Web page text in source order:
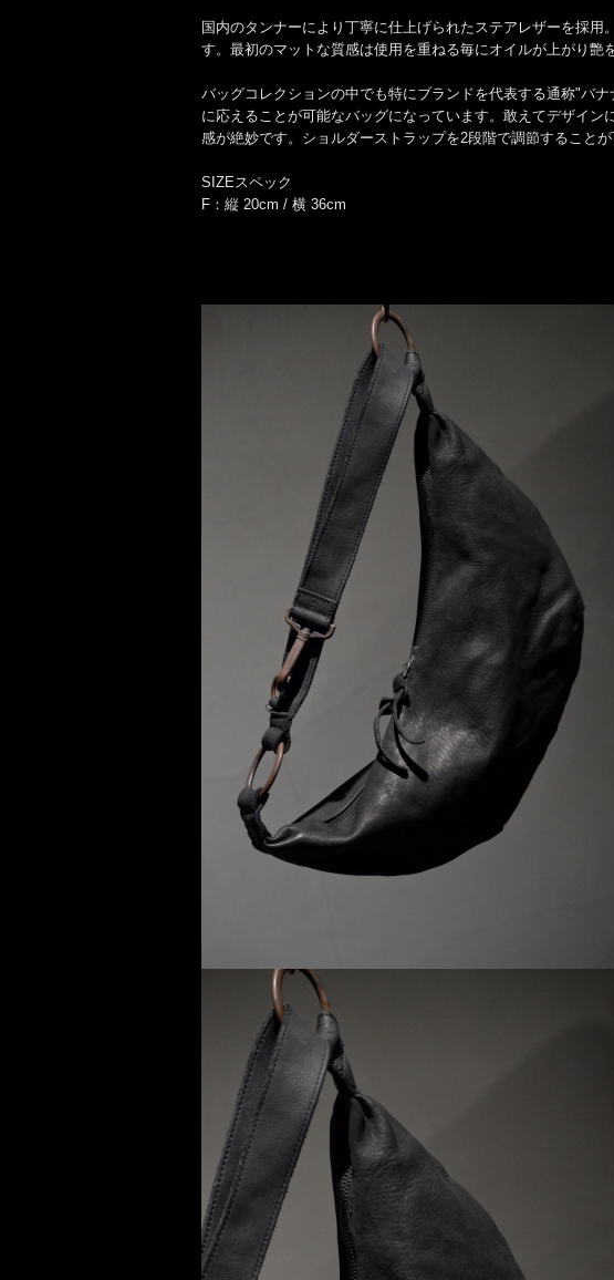
国内のタンナーにより丁寧に仕上げられたステアレザーを採
す。最初のマットな質感は使用を重ねる毎にオイルが上がり艶
バッグコレクションの中でも特にブランドを代表する通称"バ
に応えることが可能なバッグになっています。敢えてデザイ
感が絶妙です。ショルダーストラップを2段階で調節することが
SIZEスペック
F：縦 20cm / 横 36cm